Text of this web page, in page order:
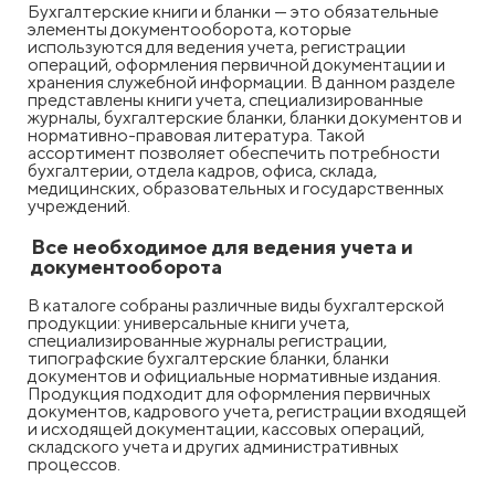
Бухгалтерские книги и бланки — это обязательные
элементы документооборота, которые
используются для ведения учета, регистрации
операций, оформления первичной документации и
хранения служебной информации. В данном разделе
представлены книги учета, специализированные
журналы, бухгалтерские бланки, бланки документов и
нормативно-правовая литература. Такой
ассортимент позволяет обеспечить потребности
бухгалтерии, отдела кадров, офиса, склада,
медицинских, образовательных и государственных
учреждений.
Все необходимое для ведения учета и
документооборота
В каталоге собраны различные виды бухгалтерской
продукции: универсальные книги учета,
специализированные журналы регистрации,
типографские бухгалтерские бланки, бланки
документов и официальные нормативные издания.
Продукция подходит для оформления первичных
документов, кадрового учета, регистрации входящей
и исходящей документации, кассовых операций,
складского учета и других административных
процессов.